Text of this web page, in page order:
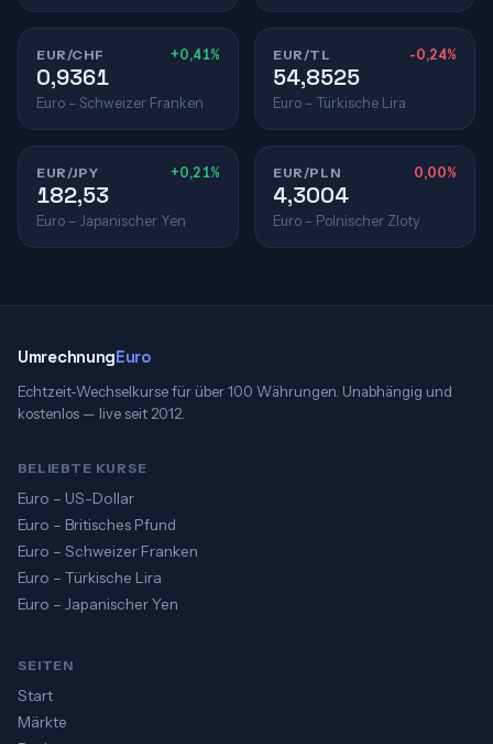
EUR/CHF +0,41%
0,9361
Euro – Schweizer Franken
EUR/TL -0,24%
54,8525
Euro – Türkische Lira
EUR/JPY +0,21%
182,53
Euro – Japanischer Yen
EUR/PLN 0,00%
4,3004
Euro – Polnischer Zloty
UmrechnungEuro
Echtzeit-Wechselkurse für über 100 Währungen. Unabhängig und
kostenlos — live seit 2012.
BELIEBTE KURSE
Euro – US-Dollar
Euro – Britisches Pfund
Euro – Schweizer Franken
Euro – Türkische Lira
Euro – Japanischer Yen
SEITEN
Start
Märkte